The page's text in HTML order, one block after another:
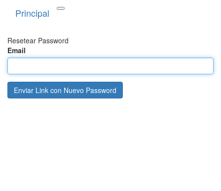
Principal
Resetear Password
Email
Enviar Link con Nuevo Password